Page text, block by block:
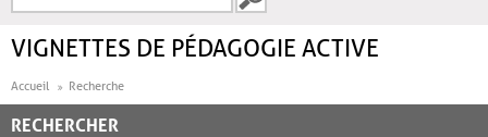
FORMULAIRE DE
VIGNETTES DE PÉDAGOGIE ACTIVE
Accueil Recherche
RECHERCHER